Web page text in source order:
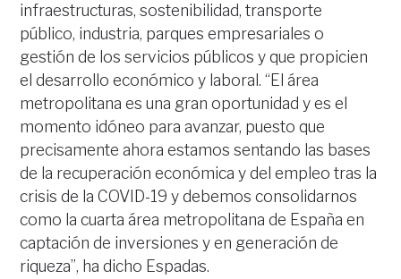
infraestructuras, sostenibilidad, transporte
público, industria, parques empresariales o
gestión de los servicios públicos y que propicien
el desarrollo económico y laboral. “El área
metropolitana es una gran oportunidad y es el
momento idóneo para avanzar, puesto que
precisamente ahora estamos sentando las bases
de la recuperación económica y del empleo tras la
crisis de la COVID-19 y debemos consolidarnos
como la cuarta área metropolitana de España en
captación de inversiones y en generación de
riqueza”, ha dicho Espadas.